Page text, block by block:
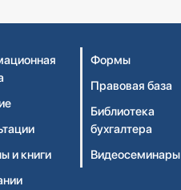
и книги
Формы
Правовая база
Библиотека
бухгалтера
Видеосеминары